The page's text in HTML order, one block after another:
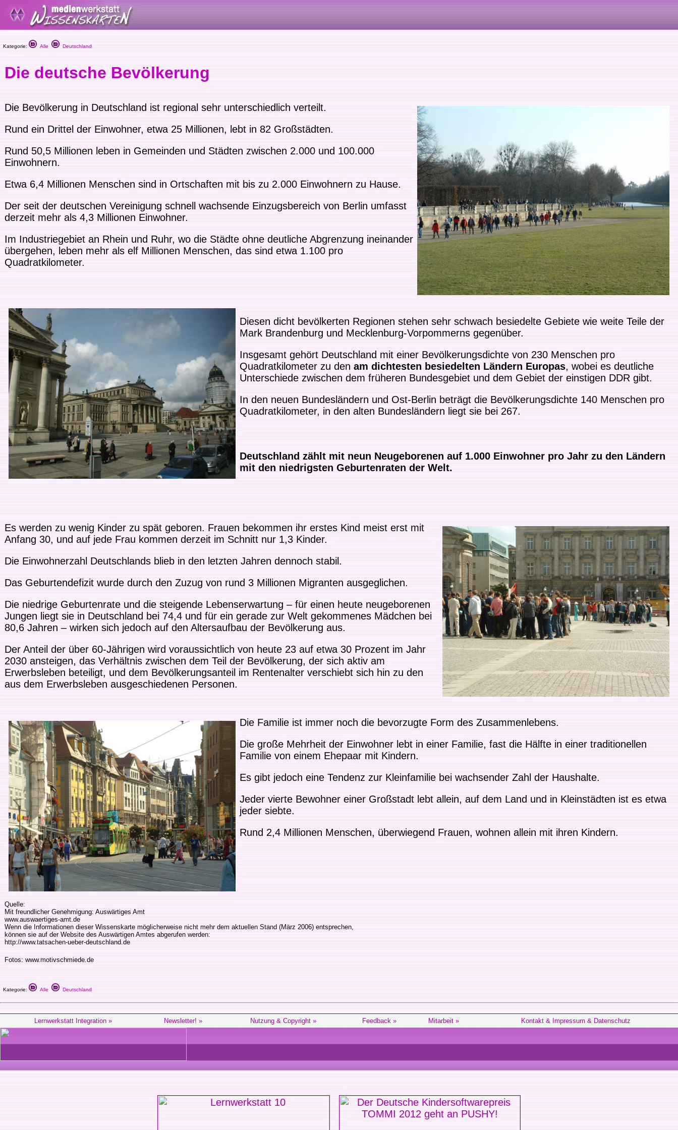
Kategorie: Alle Deutschland
Die deutsche Bevölkerung
Die Bevölkerung in Deutschland ist regional sehr unterschiedlich verteilt.
Rund ein Drittel der Einwohner, etwa 25 Millionen, lebt in 82 Großstädten.
Rund 50,5 Millionen leben in Gemeinden und Städten zwischen 2.000 und 100.000
Einwohnern.
Etwa 6,4 Millionen Menschen sind in Ortschaften mit bis zu 2.000 Einwohnern zu Hause.
Der seit der deutschen Vereinigung schnell wachsende Einzugsbereich von Berlin umfasst
derzeit mehr als 4,3 Millionen Einwohner.
Im Industriegebiet an Rhein und Ruhr, wo die Städte ohne deutliche Abgrenzung ineinander
übergehen, leben mehr als elf Millionen Menschen, das sind etwa 1.100 pro
Quadratkilometer.
Diesen dicht bevölkerten Regionen stehen sehr schwach besiedelte Gebiete wie weite Teile der
Mark Brandenburg und Mecklenburg-Vorpommerns gegenüber.
Insgesamt gehört Deutschland mit einer Bevölkerungsdichte von 230 Menschen pro
Quadratkilometer zu denam dichtesten besiedelten Ländern Europas, wobei es deutliche
Unterschiede zwischen dem früheren Bundesgebiet und dem Gebiet der einstigen DDR gibt.
In den neuen Bundesländern und Ost-Berlin beträgt die Bevölkerungsdichte 140 Menschen pro
Quadratkilometer, in den alten Bundesländern liegt sie bei 267.
Deutschland zählt mit neun Neugeborenen auf 1.000 Einwohner pro Jahr zu den Ländern
mit den niedrigsten Geburtenraten der Welt.
Es werden zu wenig Kinder zu spät geboren. Frauen bekommen ihr erstes Kind meist erst mit
Anfang 30, und auf jede Frau kommen derzeit im Schnitt nur 1,3 Kinder.
Die Einwohnerzahl Deutschlands blieb in den letzten Jahren dennoch stabil.
Das Geburtendefizit wurde durch den Zuzug von rund 3 Millionen Migranten ausgeglichen.
Die niedrige Geburtenrate und die steigende Lebenserwartung – für einen heute neugeborenen
Jungen liegt sie in Deutschland bei 74,4 und für ein gerade zur Welt gekommenes Mädchen bei
80,6 Jahren – wirken sich jedoch auf den Altersaufbau der Bevölkerung aus.
Der Anteil der über 60-Jährigen wird voraussichtlich von heute 23 auf etwa 30 Prozent im Jahr
2030 ansteigen, das Verhältnis zwischen dem Teil der Bevölkerung, der sich aktiv am
Erwerbsleben beteiligt, und dem Bevölkerungsanteil im Rentenalter verschiebt sich hin zu den
aus dem Erwerbsleben ausgeschiedenen Personen.
Die Familie ist immer noch die bevorzugte Form des Zusammenlebens.
Die große Mehrheit der Einwohner lebt in einer Familie, fast die Hälfte in einer traditionellen
Familie von einem Ehepaar mit Kindern.
Es gibt jedoch eine Tendenz zur Kleinfamilie bei wachsender Zahl der Haushalte.
Jeder vierte Bewohner einer Großstadt lebt allein, auf dem Land und in Kleinstädten ist es etwa
jeder siebte.
Rund 2,4 Millionen Menschen, überwiegend Frauen, wohnen allein mit ihren Kindern.
Quelle:
Mit freundlicher Genehmigung: Auswärtiges Amt
www.auswaertiges-amt.de
Wenn die Informationen dieser Wissenskarte möglicherweise nicht mehr dem aktuellen Stand (März 2006) entsprechen,
können sie auf der Website des Auswärtigen Amtes abgerufen werden:
http://www.tatsachen-ueber-deutschland.de
Fotos: www.motivschmiede.de
Kategorie: Alle Deutschland
Lernwerkstatt Integration » Newsletter! » Nutzung & Copyright » Feedback » Mitarbeit » Kontakt & Impressum & Datenschutz